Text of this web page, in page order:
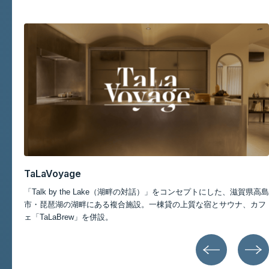
記事一覧
コンセプトにした、滋賀県高島
棟貸の上質な宿とサウナ、カフ
琵琶湖のほとりにあるカフェスペース
話）」をコンセプトに、こだわりのス